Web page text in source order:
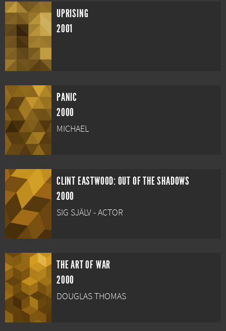
UPRISING
2001
PANIC
2000
MICHAEL
CLINT EASTWOOD: OUT OF THE SHADOWS
2000
SIG SJÄLV - ACTOR
THE ART OF WAR
2000
DOUGLAS THOMAS